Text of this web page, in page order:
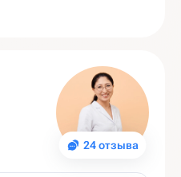
24 отзыва